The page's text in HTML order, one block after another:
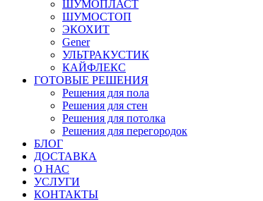
ШУМОПЛАСТ
ШУМОСТОП
ЭКОХИТ
Gener
УЛЬТРАКУСТИК
КАЙФЛЕКС
ГОТОВЫЕ РЕШЕНИЯ
Решения для пола
Решения для стен
Решения для потолка
Решения для перегородок
БЛОГ
ДОСТАВКА
О НАС
УСЛУГИ
КОНТАКТЫ